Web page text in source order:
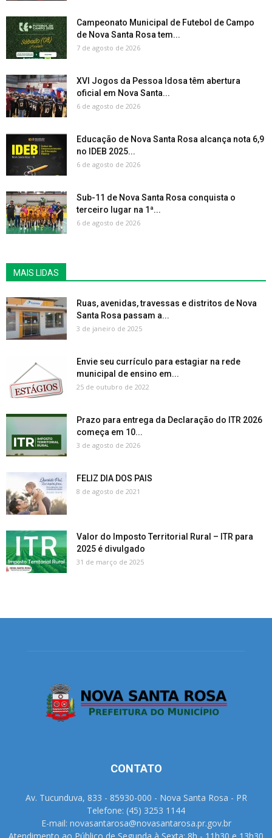
Campeonato Municipal de Futebol de Campo
de Nova Santa Rosa tem...
7 de agosto de 2026
XVI Jogos da Pessoa Idosa têm abertura
oficial em Nova Santa...
6 de agosto de 2026
Educação de Nova Santa Rosa alcança nota 6,9
no IDEB 2025...
6 de agosto de 2026
Sub-11 de Nova Santa Rosa conquista o
terceiro lugar na 1ª...
6 de agosto de 2026
MAIS LIDAS
Ruas, avenidas, travessas e distritos de Nova
Santa Rosa passam a...
3 de janeiro de 2025
Envie seu currículo para estagiar na rede
municipal de ensino em...
25 de outubro de 2022
Prazo para entrega da Declaração do ITR 2026
começa em 10...
3 de agosto de 2026
FELIZ DIA DOS PAIS
8 de agosto de 2021
Valor do Imposto Territorial Rural – ITR para
2025 é divulgado
31 de março de 2025
CONTATO
Av. Tucunduva, 833 - 85930-000 - Nova Santa Rosa - PR
Telefone: (45) 3253 1144
E-mail: novasantarosa@novasantarosa.pr.gov.br